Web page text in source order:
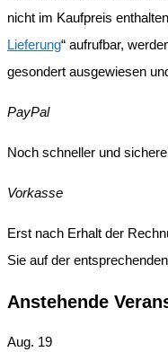
nicht im Kaufpreis
Lieferung“ aufrufbar,
gesondert ausgewiesen
PayPal
Noch schneller und
Vorkasse
Erst nach Erhalt der
Sie auf der
Anstehende
Aug. 19